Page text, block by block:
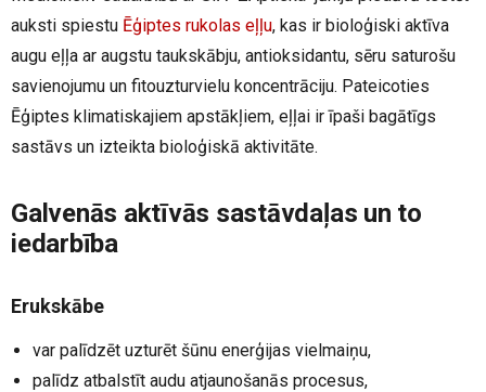
auksti spiestu Ēģiptes rukolas eļļu, kas ir bioloģiski aktīva
augu eļļa ar augstu taukskābju, antioksidantu, sēru saturošu
savienojumu un fitouzturvielu koncentrāciju. Pateicoties
Ēģiptes klimatiskajiem apstākļiem, eļļai ir īpaši bagātīgs
sastāvs un izteikta bioloģiskā aktivitāte.
Galvenās aktīvās sastāvdaļas un to
iedarbība
Erukskābe
var palīdzēt uzturēt šūnu enerģijas vielmaiņu,
palīdz atbalstīt audu atjaunošanās procesus,